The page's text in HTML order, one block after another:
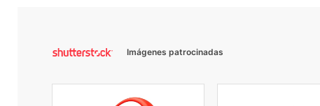
Imágenes patrocinadas